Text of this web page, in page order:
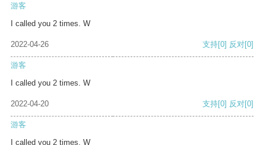
游客
I called you 2 times. W
2022-04-26 支持[0] 反对[0]
游客
I called you 2 times. W
2022-04-20 支持[0] 反对[0]
游客
I called you 2 times. W